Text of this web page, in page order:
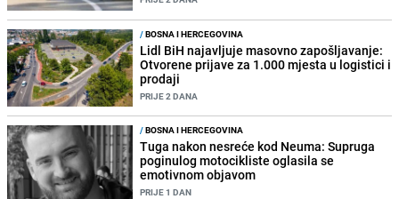
/BOSNA I HERCEGOVINA
Lidl BiH najavljuje masovno zapošljavanje:
Otvorene prijave za 1.000 mjesta u logistici i
prodaji
PRIJE 2 DANA
/BOSNA I HERCEGOVINA
Tuga nakon nesreće kod Neuma: Supruga
poginulog motocikliste oglasila se
emotivnom objavom
PRIJE 1 DAN